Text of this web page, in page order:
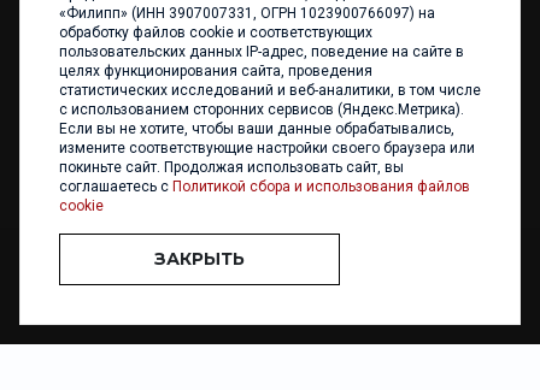
+7 (4012) 960 898
236017 Калининград,
ул. Каштановая аллея, 47
Телефон: +7 4012 960 898,
+7 4012 960 856
Написать нам
ООО «ФИЛИПП» © 2013 - 2026. Все права защищены
Разработка и
«Филипп» (ИНН 3907007331, ОГРН 1023900766097) на
обработку файлов cookie и соответствующих
пользовательских данных IP-адрес, поведение на сайте в
целях функционирования сайта, проведения
статистических исследований и веб-аналитики, в том числе
с использованием сторонних сервисов (Яндекс.Метрика).
Если вы не хотите, чтобы ваши данные обрабатывались,
измените соответствующие настройки своего браузера или
покиньте сайт. Продолжая использовать сайт, вы
соглашаетесь с Политикой сбора и использования файлов
cookie
ЗАКРЫТЬ